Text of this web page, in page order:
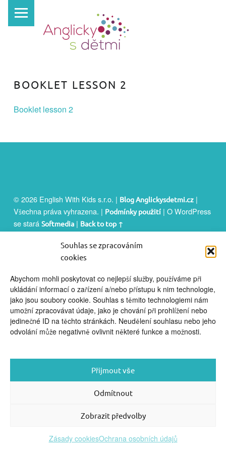
Souhlas se zpracováním
cookies
Abychom mohli poskytovat co nejlepší služby, používáme při
ukládání informací o zařízení a/nebo přístupu k nim technologie,
jako jsou soubory cookie. Souhlas s těmito technologiemi nám
umožní zpracovávat údaje, jako je chování při prohlížení nebo
jedinečné ID na těchto stránkách. Neudělení souhlasu nebo jeho
odvolání může negativně ovlivnit některé funkce a možnosti.
Přijmout vše
Odmítnout
Zobrazit předvolby
Zásady cookiesOchrana osobních údajů
S
M
I
video kurzy pro rodiče
BOOKLET LESSON 2
Booklet lesson 2
© 2026 English With Kids s.r.o. | Blog Anglickysdetmi.cz |
Všechna práva vyhrazena. | Podmínky použití | O WordPress
se stará Softmedia | Back to top ↑